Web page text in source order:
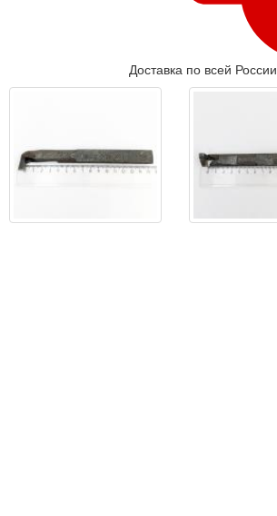
Доставка по всей России